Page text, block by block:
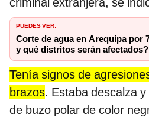
PUEDES VER:
Corte de agua en Arequipa por
y qué distritos serán afectados?
Tenía signos de
brazos. Estaba descalza
de buzo polar de color